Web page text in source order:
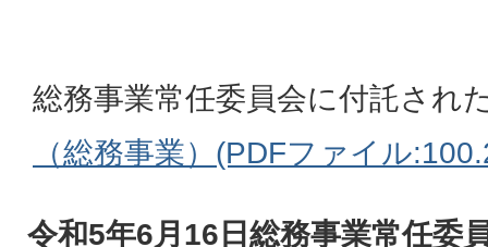
総務事業常任委員会に付託され
（総務事業）(PDFファイル
令和5年6月16日総務事業常任委